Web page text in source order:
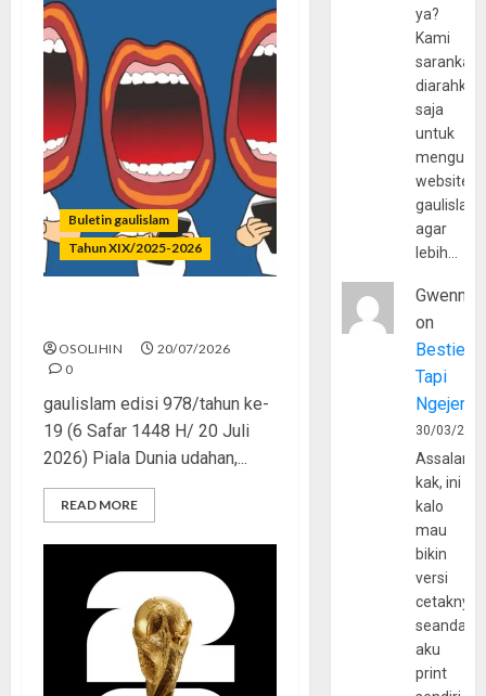
Buletin gaulislam
Tahun XIX/2025-2026
OSOLIHIN
20/07/2026
0
gaulislam edisi 978/tahun ke-
19 (6 Safar 1448 H/ 20 Juli
2026) Piala Dunia udahan,...
READ MORE
ya?
Kami
sarankan,
diarahkan
saja
untuk
website
agar
lebih…
Gwenny
on
Bestie
Tapi
30/03/
kak, ini
kalo
mau
bikin
versi
cetaknya
aku
print